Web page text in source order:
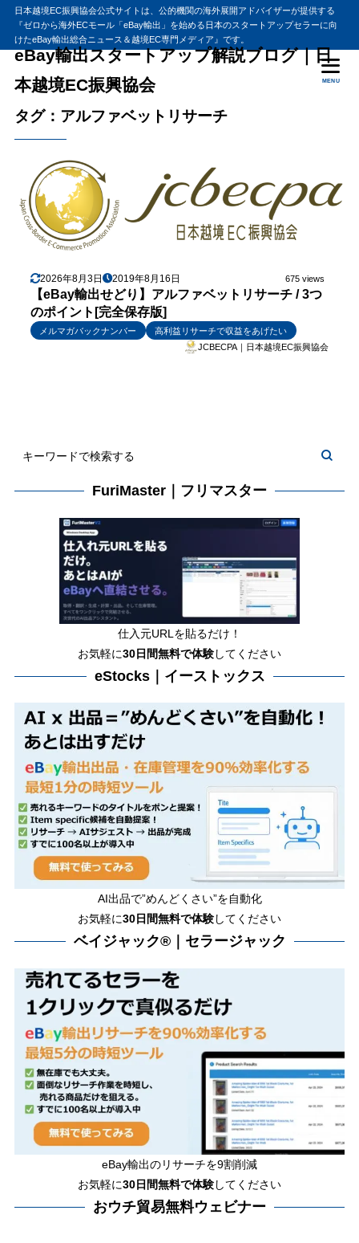
日本越境EC振興協会公式サイトは、公的機関の海外展開アドバイザーが提供する
『ゼロから海外ECモール「eBay輸出」を始める日本のスタートアップセラーに向
けたeBay輸出総合ニュース＆越境EC専門メディア』です。
eBay輸出スタートアップ解説ブログ｜日
本越境EC振興協会
MENU
タグ：アルファベットリサーチ
2026年8月3日 2019年8月16日 675 views
【eBay輸出せどり】アルファベットリサーチ / 3つ
のポイント[完全保存版]
メルマガバックナンバー
高利益リサーチで収益をあげたい
JCBECPA｜日本越境EC振興協会
FuriMaster｜フリマスター
仕入元URLを貼るだけ！
お気軽に30日間無料で体験してください
eStocks｜イーストックス
AI出品で”めんどくさい”を自動化
お気軽に30日間無料で体験してください
ベイジャック®｜セラージャック
eBay輸出のリサーチを9割削減
お気軽に30日間無料で体験してください
おウチ貿易無料ウェビナー